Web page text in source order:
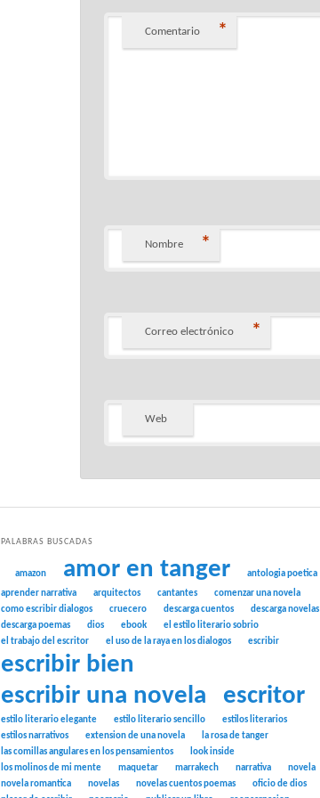
Comentario *
Nombre *
Correo electrónico *
Web
PALABRAS BUSCADAS
amazon amor en tanger
antologia poetica
aprender narrativa
arquitectos cantantes
comenzar una novela
como escribir dialogos
cruecero descarga cuentos
descarga novelas
descarga poemas
dios ebook
el estilo literario sobrio
el trabajo del escritor
el uso de la raya en los dialogos escribir
escribir bien
escribir una novela
escritor
estilo literario elegante estilo literario sencillo
estilos literarios
estilos narrativos
extension de una novela
la rosa de tanger
las comillas angulares en los pensamientos
look inside
los molinos de mi mente
maquetar marrakech narrativa
novela
novela romantica
novelas novelas cuentos poemas
oficio de dios